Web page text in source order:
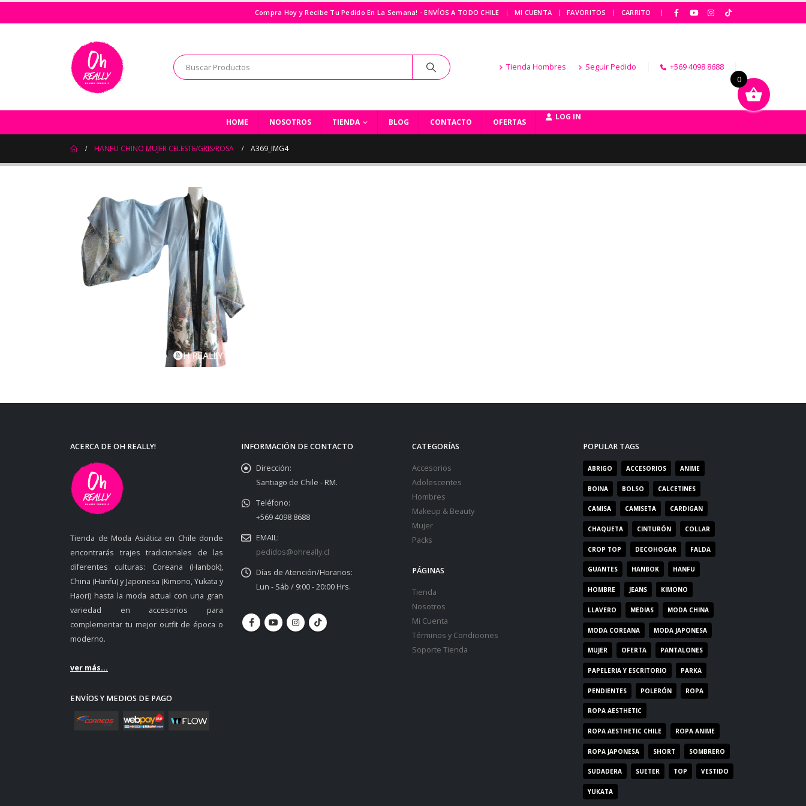
Compra Hoy y Recibe Tu Pedido En La Semana! - ENVÍOS A TODO CHILE | MI CUENTA FAVORITOS CARRITO |
Tienda Hombres Seguir Pedido +569 4098 8688
HOME NOSOTROS TIENDA BLOG CONTACTO OFERTAS
LOG IN
HANFU CHINO MUJER CELESTE/GRIS/ROSA A369_IMG4
ACERCA DE OH REALLY!
Tienda de Moda Asiática en Chile donde
encontrarás trajes tradicionales de las
diferentes culturas: Coreana (Hanbok),
China (Hanfu) y Japonesa (Kimono, Yukata y
Haori) hasta la moda actual con una gran
variedad en accesorios para
complementar tu mejor outfit de época o
moderno.
ver más...
ENVÍOS Y MEDIOS DE PAGO
INFORMACIÓN DE CONTACTO
Dirección:
Santiago de Chile - RM.
Teléfono:
+569 4098 8688
EMAIL:
pedidos@ohreally.cl
Días de Atención/Horarios:
Lun - Sáb / 9:00 - 20:00 Hrs.
CATEGORÍAS
Accesorios
Adolescentes
Hombres
Makeup & Beauty
Mujer
Packs
PÁGINAS
Tienda
Nosotros
Mi Cuenta
Términos y Condiciones
Soporte Tienda
POPULAR TAGS
ABRIGO ACCESORIOS ANIME
BOINA BOLSO CALCETINES
CAMISA CAMISETA CARDIGAN
CHAQUETA CINTURÓN COLLAR
CROP TOP DECOHOGAR FALDA
GUANTES HANBOK HANFU
HOMBRE JEANS KIMONO
LLAVERO MEDIAS MODA CHINA
MODA COREANA MODA JAPONESA
MUJER OFERTA PANTALONES
PAPELERIA Y ESCRITORIO PARKA
PENDIENTES POLERÓN ROPA
ROPA AESTHETIC
ROPA AESTHETIC CHILE ROPA ANIME
ROPA JAPONESA SHORT SOMBRERO
SUDADERA SUETER TOP VESTIDO
YUKATA
0